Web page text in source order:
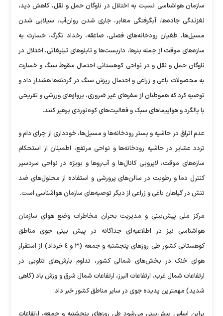
سازمان هواشناسی نسبت به اختلال در ناوگان حمل و نقل، کاهش دید،
لغزندگی جاده‌ها، آبگرفتگی معابر، جاری شدن روان‌آب، سیلابی شدن
مسیل‌ها، طغیان رودخانه‌های فصلی، صاعقه، رخداد تگرگ، خسارت به
سازه‌های موقت از جمله بنرها، داربست‌ها و تابلو‌های تبلیغاتی، اختلال در
ناوگان حمل و نقل و در نواحی کوهستانی احتمال سقوط سنگ و خسارت
به محصولات باغی و زراعی و احتمال ریزش سنگ در گردنه‌ها هشدار داد و
توصیه کرد که هموطنان از سفر‌های غیر ضروری، پرواز‌های ورزشی و تفریحی
با بالگرد و هواپیما‌های سبک و فعالیت‌های کوه‌نوردی پرهیز کنند.
عدم اتراق در حاشیه و بستر رودخانه‌ها و مسیل‌ها، خودداری از چرای دام و
تردد عشایر در حاشیه رودخانه‌ها و نواحی مرتفع، اطمینان از استحکام
سازه‌های موقت، لایروبی کانال‌ها و آب‌رو‌ها و بویژه در نواحی سردسیر
کنترل دما و رطوبت در سالن‌های پرورشی و استفاده از محلول‌های ضد
تنش در گیاهان باغی و زراعی از دیگر توصیه‌های سازمان هواشناسی است.
مرکز ملی پیش‌بینی و مدیریت بحران مخاطرات وضع هوای سازمان
هواشناسی نیز در اطلاعیه‌ای جداگانه در پیش بینی جوی مناطق
کوهستانی کشور طی روز‌های پنجشنبه و جمعه (٣ و ٤ خرداد) از استقرار
هوای خنک در بخش‌های شمالی کشور، تداوم بارش‌های تناوبی در
ارتفاعات شمال غرب، ارتفاعات البرز، ارتفاعات شمال شرق و وزش باد (گاهی
شدید) مهمترین پدیده جوی در سایر مناطق کشور خبر داد.